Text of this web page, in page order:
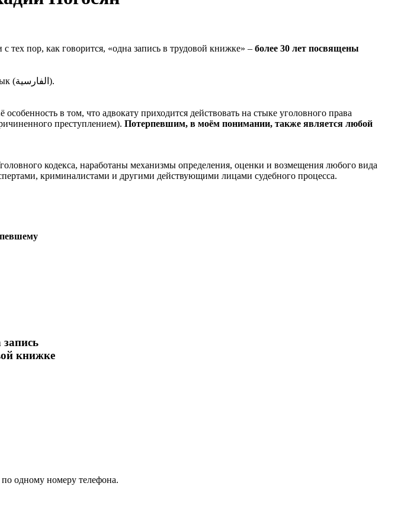
пор, как говорится, «одна запись в трудовой книжке» – более 30 лет посвящены
До 1996 года в интересах доверителей работал в Иране, Ираке, Иордании, знаю персидский язык (الفارسية).
особенность в том, что адвокату приходится действовать на стыке уголовного права
преступлением). Потерпевшим, в моём понимании, также является любой
кодекса, наработаны механизмы определения, оценки и возмещения любого вида
криминалистами и другими действующими лицами судебного процесса.
книжке
одному номеру телефона.